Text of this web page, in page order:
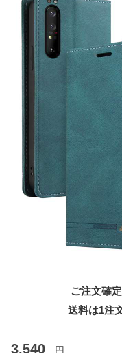
ご注文確
送料は1注
3,540 円